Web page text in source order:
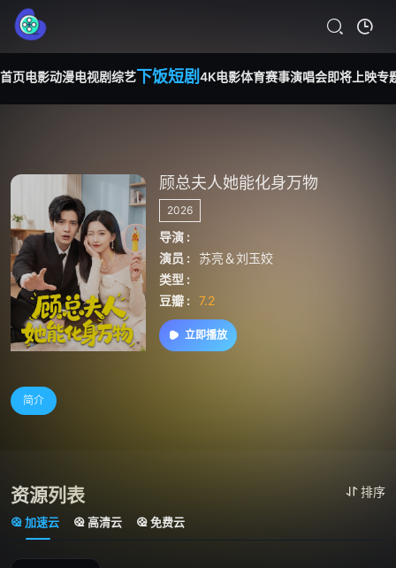
首页电影动漫电视剧综艺下饭短剧 4K电影体育赛事演唱会即将上映专
顾总夫人她能化身万物
2026
导演 :
演员 :
苏亮＆刘玉姣
类型 :
豆瓣 :
7.2
立即播放
简介
资源列表 排序
加速云 高清云 免费云